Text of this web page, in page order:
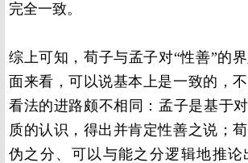
完全一致。
综上可知，荀子与孟子对“性善”的
面来看，可以说基本上是一致的，
看法的进路颇不相同：孟子是基于
质的认识，得出并肯定性善之说；
伪之分、可以与能之分逻辑地推论